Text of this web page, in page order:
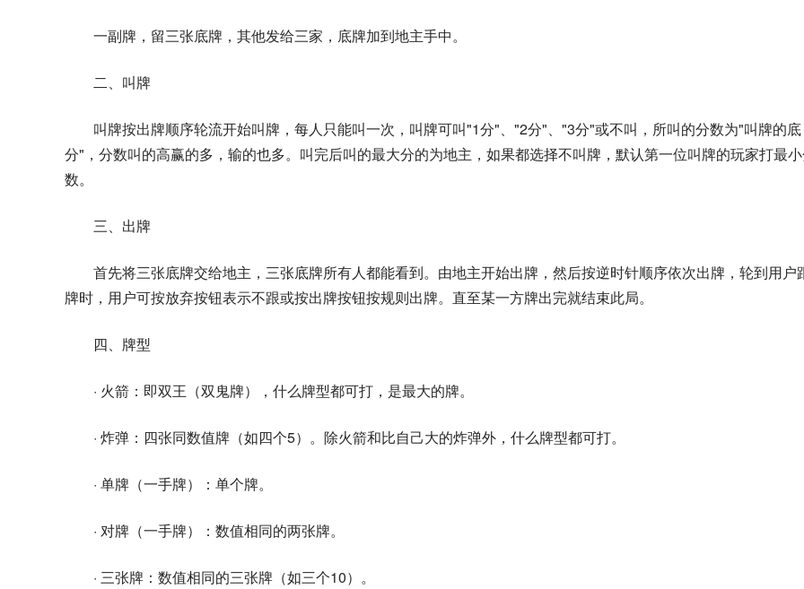
一副牌，留三张底牌，其他发给三家，底牌加到地主手中。
二、叫牌
叫牌按出牌顺序轮流开始叫牌，每人只能叫一次，叫牌可叫"1分"、"2分"、"3分"或不叫，所叫的分数为"叫牌的底
分"，分数叫的高赢的多，输的也多。叫完后叫的最大分的为地主，如果都选择不叫牌，默认第一位叫牌的玩家打最
数。
三、出牌
首先将三张底牌交给地主，三张底牌所有人都能看到。由地主开始出牌，然后按逆时针顺序依次出牌，轮到用户
牌时，用户可按放弃按钮表示不跟或按出牌按钮按规则出牌。直至某一方牌出完就结束此局。
四、牌型
· 火箭：即双王（双鬼牌），什么牌型都可打，是最大的牌。
· 炸弹：四张同数值牌（如四个5）。除火箭和比自己大的炸弹外，什么牌型都可打。
· 单牌（一手牌）：单个牌。
· 对牌（一手牌）：数值相同的两张牌。
· 三张牌：数值相同的三张牌（如三个10）。